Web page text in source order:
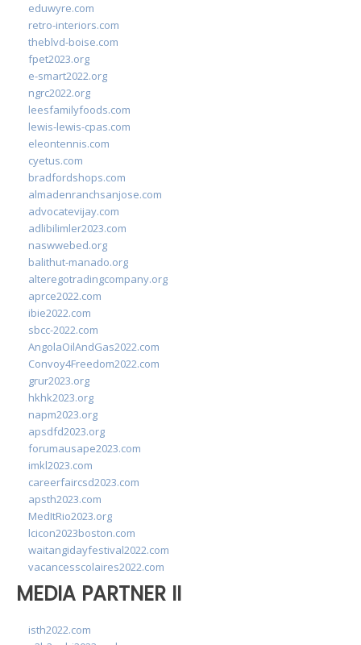
eduwyre.com
retro-interiors.com
theblvd-boise.com
fpet2023.org
e-smart2022.org
ngrc2022.org
leesfamilyfoods.com
lewis-lewis-cpas.com
eleontennis.com
cyetus.com
bradfordshops.com
almadenranchsanjose.com
advocatevijay.com
adlibilimler2023.com
naswwebed.org
balithut-manado.org
alteregotradingcompany.org
aprce2022.com
ibie2022.com
sbcc-2022.com
AngolaOilAndGas2022.com
Convoy4Freedom2022.com
grur2023.org
hkhk2023.org
napm2023.org
apsdfd2023.org
forumausape2023.com
imkl2023.com
careerfaircsd2023.com
apsth2023.com
MedItRio2023.org
lcicon2023boston.com
waitangidayfestival2022.com
vacancesscolaires2022.com
MEDIA PARTNER II
isth2022.com